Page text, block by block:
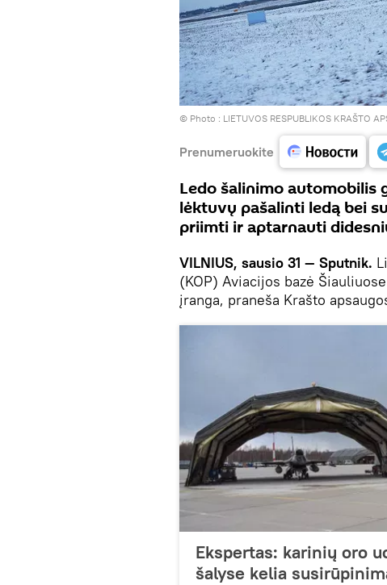
© Photo : LIETUVOS RESPUBLIKOS KRAŠTO
Prenumeruokite
Ledo šalinimo automobilis
lėktuvų pašalinti ledą bei
priimti ir aptarnauti
VILNIUS, sausio 31 — Sputnik.
(KOP) Aviacijos bazė
įranga, praneša Krašto
Ekspertas: karinių oro
šalyse kelia